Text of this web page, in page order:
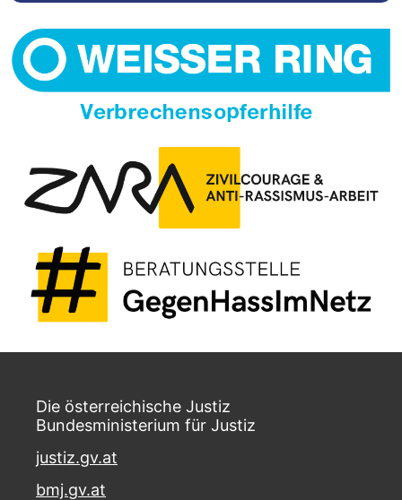
Die österreichische Justiz
Bundesministerium für Justiz
justiz.gv.at
bmj.gv.at